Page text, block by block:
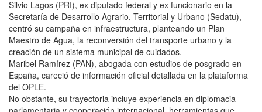
Silvio Lagos (PRI), ex diputado federal y ex funcionario en la
Secretaría de Desarrollo Agrario, Territorial y Urbano (Sedatu),
centró su campaña en infraestructura, planteando un Plan
Maestro de Agua, la reconversión del transporte urbano y la
creación de un sistema municipal de cuidados.
Maribel Ramírez (PAN), abogada con estudios de posgrado en
España, careció de información oficial detallada en la plataforma
del OPLE.
No obstante, su trayectoria incluye experiencia en diplomacia